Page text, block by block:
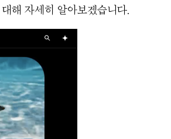
해 자세히 알아보겠습니다.